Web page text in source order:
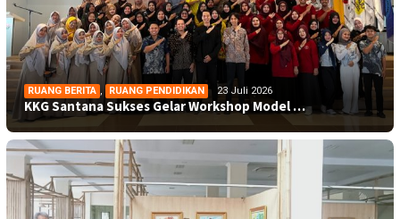
RUANG BERITA , RUANG PENDIDIKAN 23 Juli 2026
KKG Santana Sukses Gelar Workshop Model …